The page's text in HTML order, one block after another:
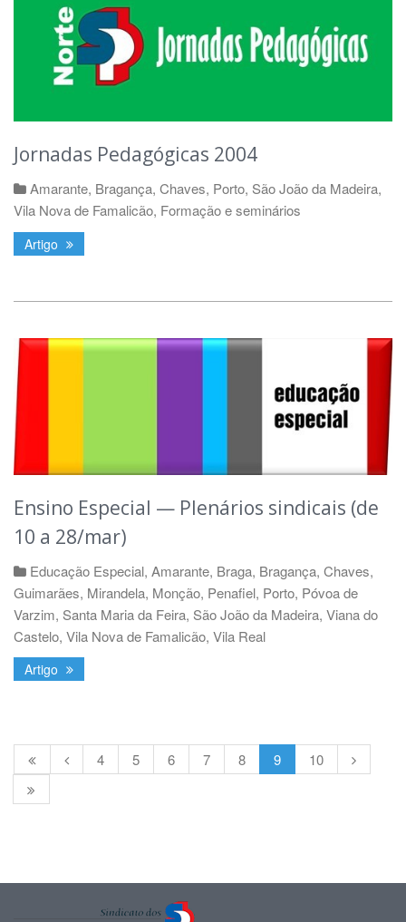
Jornadas Pedagógicas 2004
Amarante, Bragança, Chaves, Porto, São João da Madeira,
Vila Nova de Famalicão, Formação e seminários
Artigo
Ensino Especial — Plenários sindicais (de
10 a 28/mar)
Educação Especial, Amarante, Braga, Bragança, Chaves,
Guimarães, Mirandela, Monção, Penafiel, Porto, Póvoa de
Varzim, Santa Maria da Feira, São João da Madeira, Viana do
Castelo, Vila Nova de Famalicão, Vila Real
Artigo
4 5 6 7 8 9 10